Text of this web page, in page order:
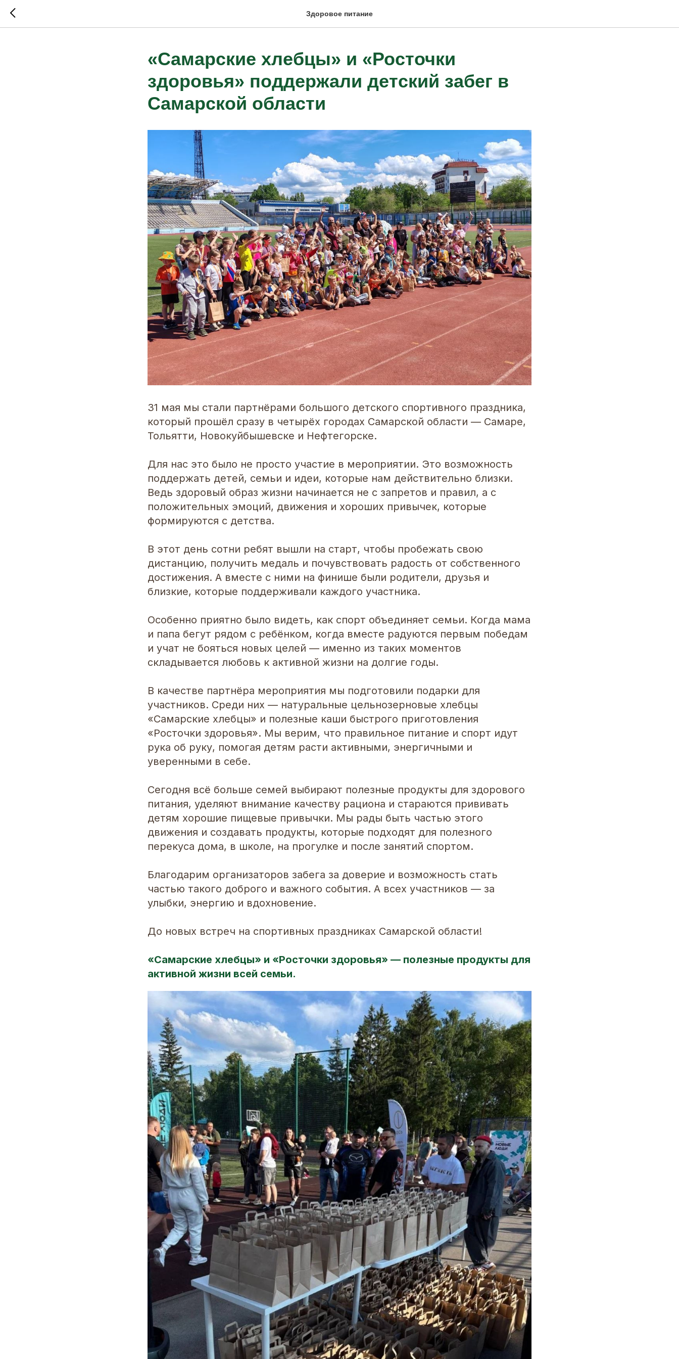
Здоровое питание
«Самарские хлебцы» и «Росточки
здоровья» поддержали детский забег в
Самарской области
31 мая мы стали партнёрами большого детского спортивного праздника,
который прошёл сразу в четырёх городах Самарской области — Самаре,
Тольятти, Новокуйбышевске и Нефтегорске.
Для нас это было не просто участие в мероприятии. Это возможность
поддержать детей, семьи и идеи, которые нам действительно близки.
Ведь здоровый образ жизни начинается не с запретов и правил, а с
положительных эмоций, движения и хороших привычек, которые
формируются с детства.
В этот день сотни ребят вышли на старт, чтобы пробежать свою
дистанцию, получить медаль и почувствовать радость от собственного
достижения. А вместе с ними на финише были родители, друзья и
близкие, которые поддерживали каждого участника.
Особенно приятно было видеть, как спорт объединяет семьи. Когда мама
и папа бегут рядом с ребёнком, когда вместе радуются первым победам
и учат не бояться новых целей — именно из таких моментов
складывается любовь к активной жизни на долгие годы.
В качестве партнёра мероприятия мы подготовили подарки для
участников. Среди них — натуральные цельнозерновые хлебцы
«Самарские хлебцы» и полезные каши быстрого приготовления
«Росточки здоровья». Мы верим, что правильное питание и спорт идут
рука об руку, помогая детям расти активными, энергичными и
уверенными в себе.
Сегодня всё больше семей выбирают полезные продукты для здорового
питания, уделяют внимание качеству рациона и стараются прививать
детям хорошие пищевые привычки. Мы рады быть частью этого
движения и создавать продукты, которые подходят для полезного
перекуса дома, в школе, на прогулке и после занятий спортом.
Благодарим организаторов забега за доверие и возможность стать
частью такого доброго и важного события. А всех участников — за
улыбки, энергию и вдохновение.
До новых встреч на спортивных праздниках Самарской области!
«Самарские хлебцы» и «Росточки здоровья» — полезные продукты для
активной жизни всей семьи.